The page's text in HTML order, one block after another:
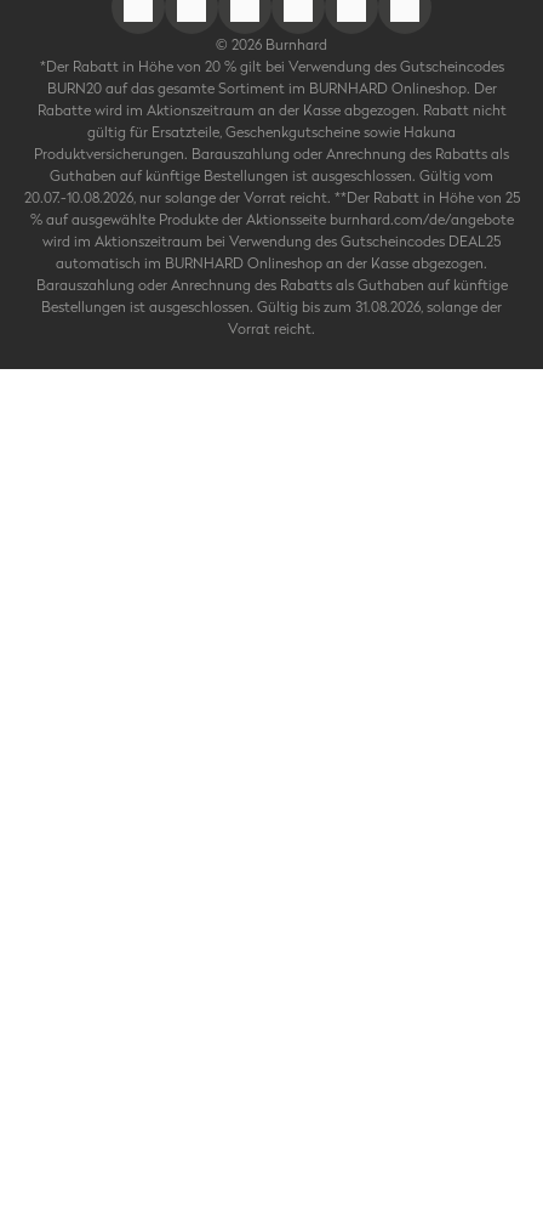
© 2026 Burnhard
*Der Rabatt in Höhe von 20 % gilt bei Verwendung des Gutscheincodes
BURN20 auf das gesamte Sortiment im BURNHARD Onlineshop. Der
Rabatte wird im Aktionszeitraum an der Kasse abgezogen. Rabatt nicht
gültig für Ersatzteile, Geschenkgutscheine sowie Hakuna
Produktversicherungen. Barauszahlung oder Anrechnung des Rabatts als
Guthaben auf künftige Bestellungen ist ausgeschlossen. Gültig vom
20.07.-10.08.2026, nur solange der Vorrat reicht. **Der Rabatt in Höhe von 25
% auf ausgewählte Produkte der Aktionsseite burnhard.com/de/angebote
wird im Aktionszeitraum bei Verwendung des Gutscheincodes DEAL25
automatisch im BURNHARD Onlineshop an der Kasse abgezogen.
Barauszahlung oder Anrechnung des Rabatts als Guthaben auf künftige
Bestellungen ist ausgeschlossen. Gültig bis zum 31.08.2026, solange der
Vorrat reicht.